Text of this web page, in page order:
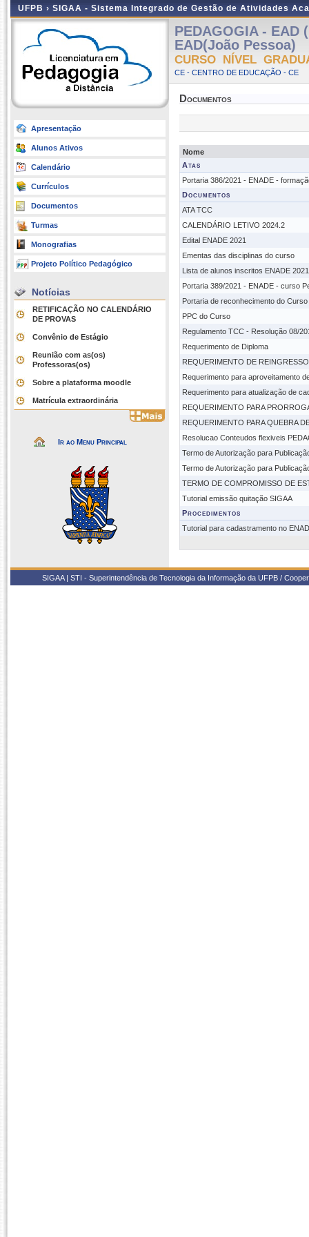
UFPB › SIGAA - Sistema Integrado de Gestão de Atividades
Apresentação
Alunos Ativos
Calendário
Currículos
Documentos
Turmas
Monografias
Projeto Político Pedagógico
Notícias
RETIFICAÇÃO NO CALENDÁRIO
DE PROVAS
Convênio de Estágio
Reunião com as(os)
Professoras(os)
Sobre a plataforma moodle
Matrícula extraordinária
Ir ao Menu Principal
PEDAGOGIA - EAD
EAD(João Pessoa)
CURSO NÍVEL
CE - CENTRO DE EDUCAÇÃO - CE
Documentos
Nome
Atas
Portaria 386/2021 - ENADE -
Documentos
ATA TCC
CALENDÁRIO LETIVO 2024.2
Edital ENADE 2021
Ementas das disciplinas do curso
Lista de alunos inscritos ENADE
Portaria 389/2021 - ENADE - curso
Portaria de reconhecimento do
PPC do Curso
Regulamento TCC - Resolução 08/
Requerimento de Diploma
REQUERIMENTO DE REINGRESSO
Requerimento para aproveitamento
Requerimento para atualização de
REQUERIMENTO PARA
REQUERIMENTO PARA QUEBRA
Resolucao Conteudos flexiveis
Termo de Autorização para
Termo de Autorização para
TERMO DE COMPROMISSO DE
Tutorial emissão quitação SIGAA
Procedimentos
Tutorial para cadastramento no
SIGAA | STI - Superintendência de Tecnologia da Informação da UFPB /